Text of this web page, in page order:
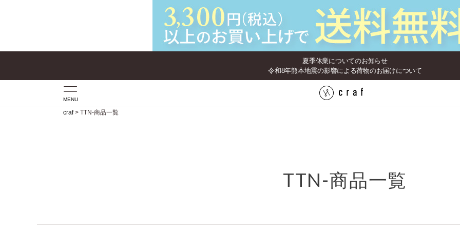
夏季休業についてのお知らせ
令和8年熊本地震の影響による荷物のお届けについて
MENU
craf TTN-商品一覧
TTN-商品一覧